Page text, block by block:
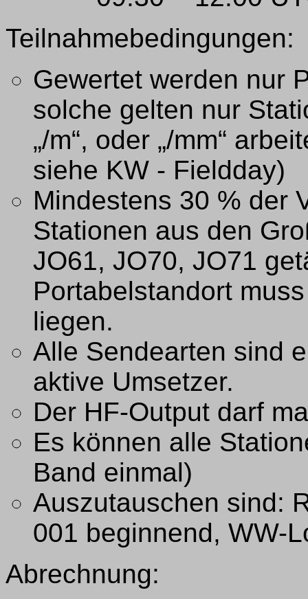
Teilnahmebedingungen:
Gewertet werden nur
solche gelten nur
„/m“, oder „/mm“
siehe KW - Fieldday)
Mindestens 30 % der
Stationen aus den
JO61, JO70, JO71
Portabelstandort
liegen.
Alle Sendearten sind
aktive Umsetzer.
Der HF-Output darf
Es können alle
Band einmal)
Auszutauschen sind:
001 beginnend, WW-
Abrechnung: